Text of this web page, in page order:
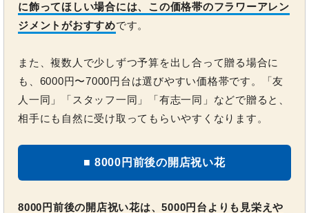
に飾ってほしい場合には、この価格帯のフラワーアレン
ジメントがおすすめです。
また、複数人で少しずつ予算を出し合って贈る場合に
も、6000円〜7000円台は選びやすい価格帯です。「友
人一同」「スタッフ一同」「有志一同」などで贈ると、
相手にも自然に受け取ってもらいやすくなります。
■ 8000円前後の開店祝い花
8000円前後の開店祝い花は、5000円台よりも見栄えや